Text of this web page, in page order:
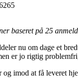
baseret på 25
nu om dage et
er jo rigtig
imod at få leveret